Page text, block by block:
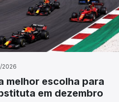
2026
melhor escolha para
em dezembro